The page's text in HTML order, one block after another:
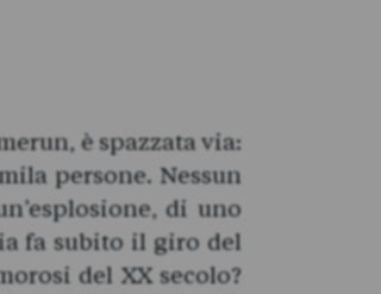
è spazzata via:
persone. Nessun
di uno
fa subito il giro del
del XX secolo?